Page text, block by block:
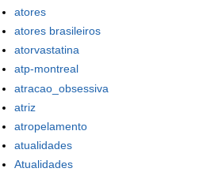
atores
atores brasileiros
atorvastatina
atp-montreal
atracao_obsessiva
atriz
atropelamento
atualidades
Atualidades